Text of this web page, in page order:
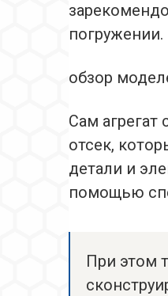
погружении.
обзор
Сам агрегат
отсек,
детали и
помощью
При этом